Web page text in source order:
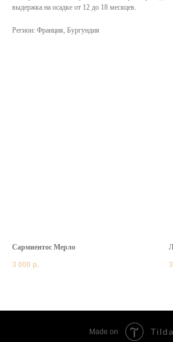
выдержка на осадке от 12 до 18 месяцев.
Регион: Франция, Бургундия
Сармиентос Мерло
3 000 р.
Made on Tilda